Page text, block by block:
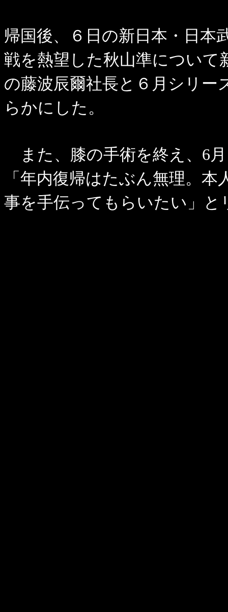
帰国後、６日の新日本・日本
戦を熱望した秋山準について
の藤波辰爾社長と６月シリー
らかにした。
また、膝の手術を終え、6
「年内復帰はたぶん無理。
事を手伝ってもらいたい」